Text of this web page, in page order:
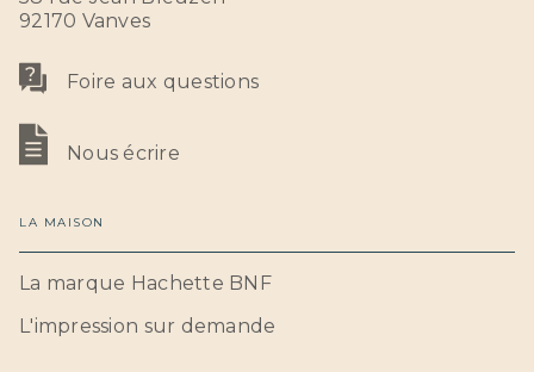
92170 Vanves
Foire aux questions
Nous écrire
LA MAISON
La marque Hachette BNF
L'impression sur demande